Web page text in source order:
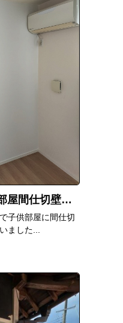
仕切壁造作
子供部屋に間仕切
ました...